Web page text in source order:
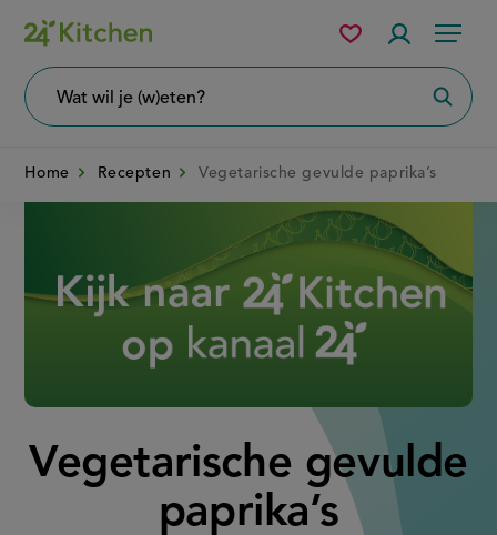
Overslaan
en
naar
Menu
wil
Mijn
bewaarde
Home Recepten Vegetarische gevulde paprika’s
Vegetarische gevulde
paprika’s